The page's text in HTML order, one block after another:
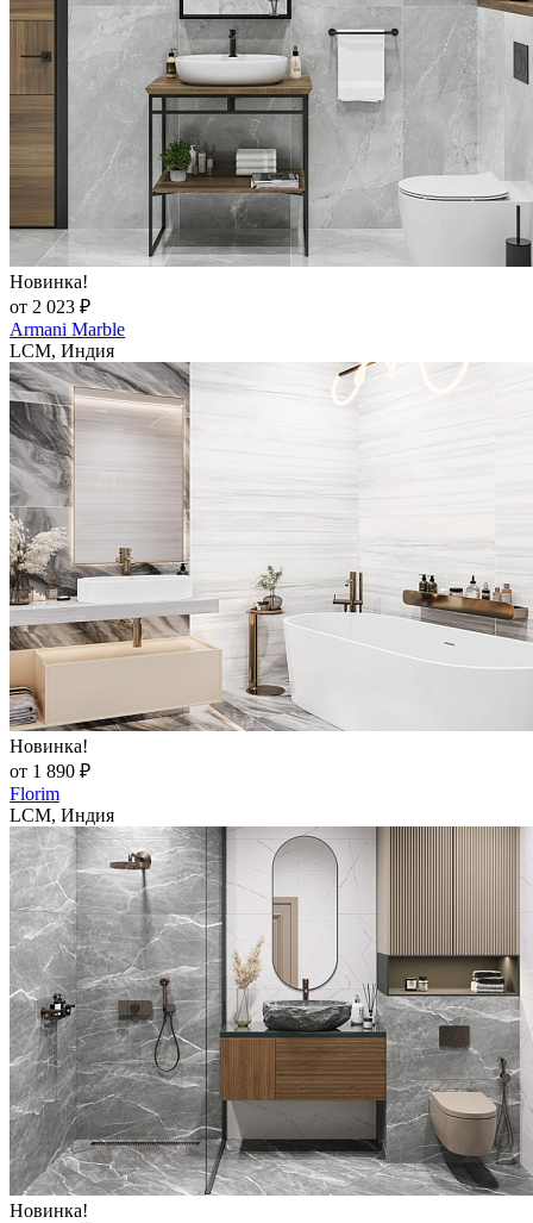
Новинка!
от 2 023 ₽
Armani Marble
LCM, Индия
Новинка!
от 1 890 ₽
Florim
LCM, Индия
Новинка!